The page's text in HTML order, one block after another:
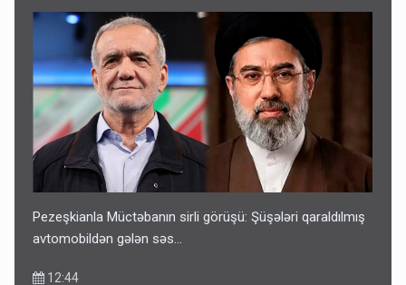
Pezeşkianla Müctəbanın sirli görüşü: Şüşələri qaraldılmış
avtomobildən gələn səs...
12:44